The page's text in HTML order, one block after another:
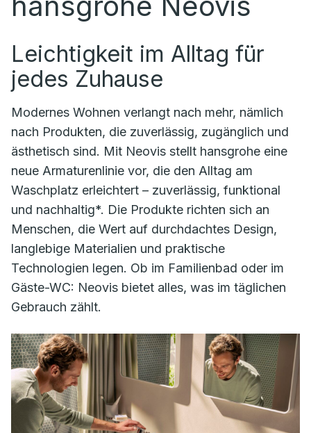
Leichtigkeit im Alltag für
jedes Zuhause
Modernes Wohnen verlangt nach mehr, nämlich
nach Produkten, die zuverlässig, zugänglich und
ästhetisch sind. Mit Neovis stellt hansgrohe eine
neue Armaturenlinie vor, die den Alltag am
Waschplatz erleichtert – zuverlässig, funktional
und nachhaltig*. Die Produkte richten sich an
Menschen, die Wert auf durchdachtes Design,
langlebige Materialien und praktische
Technologien legen. Ob im Familienbad oder im
Gäste-WC: Neovis bietet alles, was im täglichen
Gebrauch zählt.